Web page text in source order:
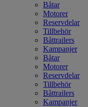
Båtar
Motorer
Reservdelar
Tillbehör
Båttrailers
Kampanjer
Båtar
Motorer
Reservdelar
Tillbehör
Båttrailers
Kampanjer